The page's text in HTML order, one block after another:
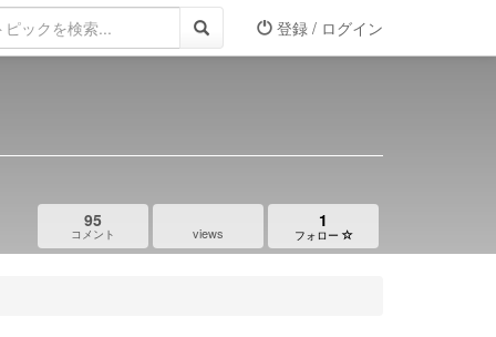
登録 / ログイン
95
コメント views
1
フォロー